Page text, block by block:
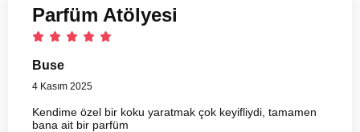
Parfüm Atölyesi
Buse
4 Kasım 2025
Kendime özel bir koku yaratmak çok keyifliydi, tamamen
bana ait bir parfüm